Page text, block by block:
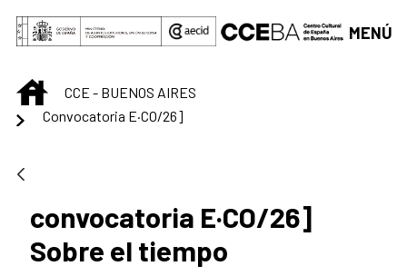
Saltar al contenido principal
MENÚ
INICIOCCE - BUENOS AIRES
Convocatoria E·CO/26]
convocatoria E·CO/26]
Sobre el tiempo